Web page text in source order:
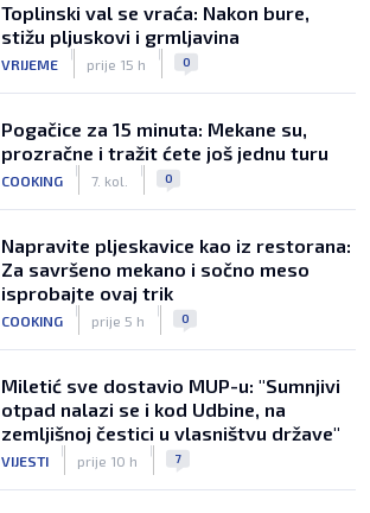
Toplinski val se vraća: Nakon bure,
stižu pljuskovi i grmljavina
VRIJEME prije 15 h 0
Pogačice za 15 minuta: Mekane su,
prozračne i tražit ćete još jednu turu
COOKING 7. kol. 0
Napravite pljeskavice kao iz restorana:
Za savršeno mekano i sočno meso
isprobajte ovaj trik
COOKING prije 5 h 0
Miletić sve dostavio MUP-u: "Sumnjivi
otpad nalazi se i kod Udbine, na
zemljišnoj čestici u vlasništvu države"
VIJESTI prije 10 h 7